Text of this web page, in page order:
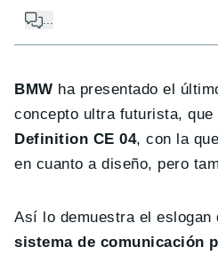
...
BMW ha presentado el
concepto ultra futurista,
Definition CE 04, con la
en cuanto a diseño, pero
Así lo demuestra el eslogan
sistema de comunicación